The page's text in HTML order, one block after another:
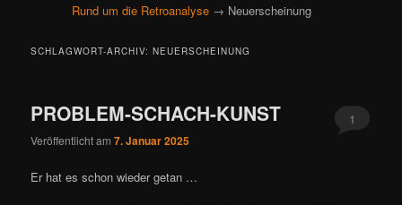
Inhalt
springen
Inhalt
springen
Rund um die Retroanalyse → Neuerscheinung
SCHLAGWORT-ARCHIV:NEUERSCHEINUNG
PROBLEM-SCHACH-KUNST
Veröffentlicht am7. Januar 2025
1
Er hat es schon wieder getan …